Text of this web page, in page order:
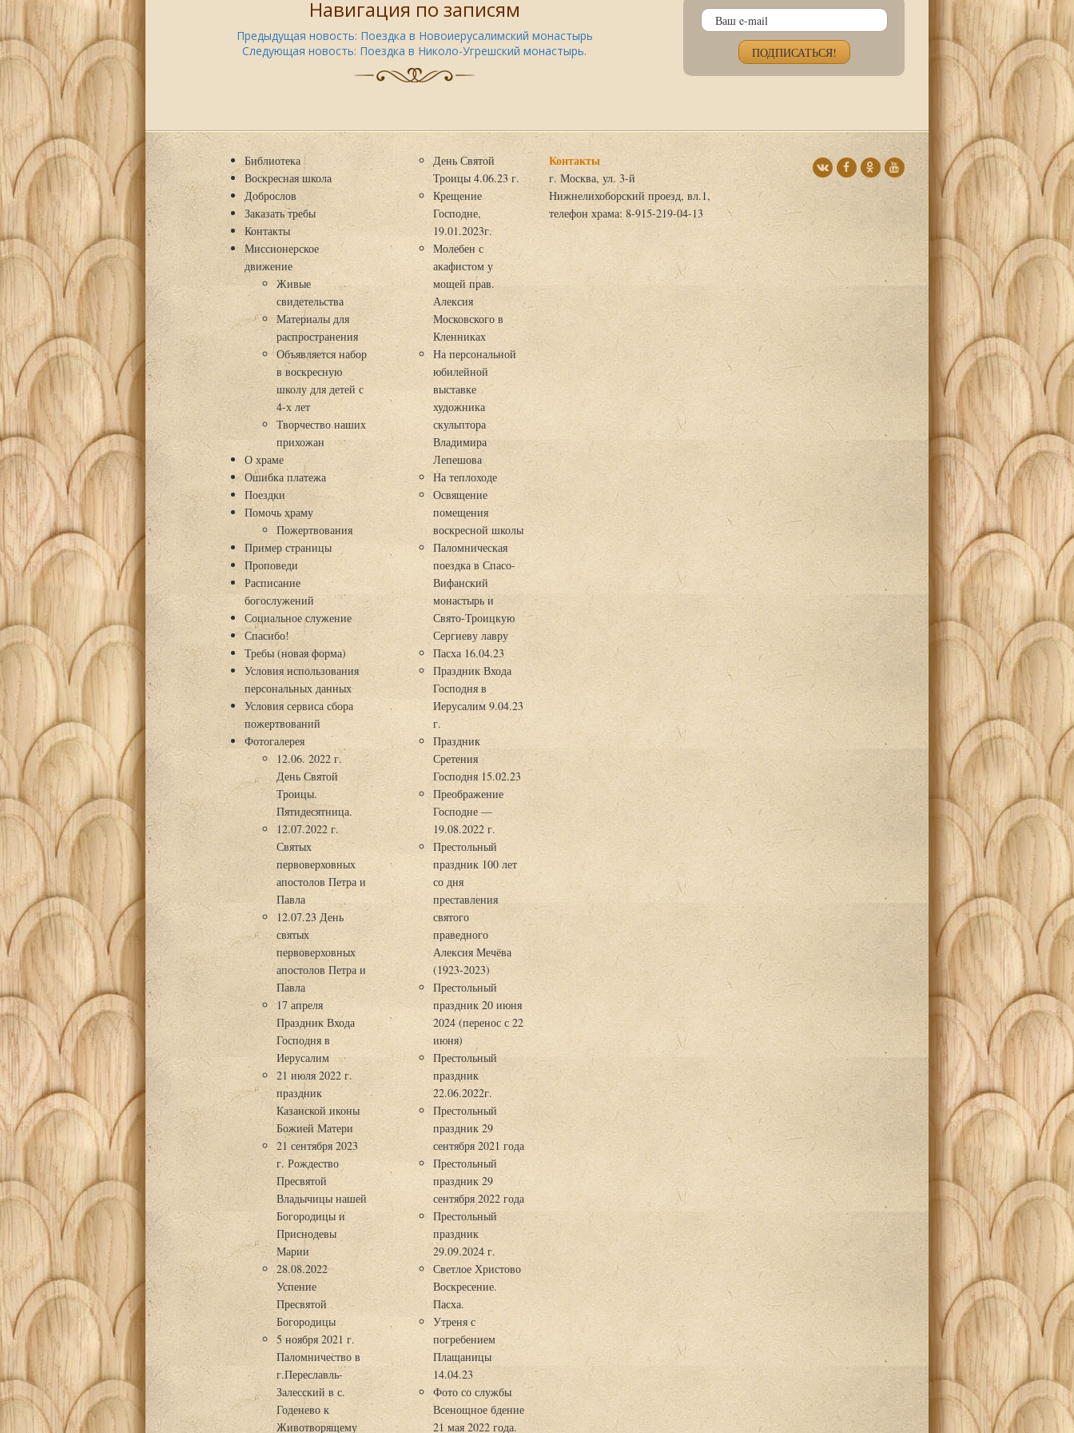
Навигация по записям
Предыдущая новость: Поездка в Новоиерусалимский монастырь
Следующая новость: Поездка в Николо-Угрешский монастырь.
Библиотека
Воскресная школа
Доброслов
Заказать требы
Контакты
Миссионерское
движение
Живые
свидетельства
Материалы для
распространения
Объявляется набор
в воскресную
школу для детей с
4-х лет
Творчество наших
прихожан
О храме
Ошибка платежа
Поездки
Помочь храму
Пожертвования
Пример страницы
Проповеди
Расписание
богослужений
Социальное служение
Спасибо!
Требы (новая форма)
Условия использования
персональных данных
Условия сервиса сбора
пожертвований
Фотогалерея
12.06. 2022 г.
День Святой
Троицы.
Пятидесятница.
12.07.2022 г.
Святых
первоверховных
апостолов Петра и
Павла
12.07.23 День
святых
первоверховных
апостолов Петра и
Павла
17 апреля
Праздник Входа
Господня в
Иерусалим
21 июля 2022 г.
праздник
Казанской иконы
Божией Матери
21 сентября 2023
г. Рождество
Пресвятой
Владычицы нашей
Богородицы и
Приснодевы
Марии
28.08.2022
Успение
Пресвятой
Богородицы
5 ноября 2021 г.
Паломничество в
г.Переславль-
Залесский в с.
Годенево к
Животворящему
День Святой
Троицы 4.06.23 г.
Крещение
Господне,
19.01.2023г.
Молебен с
акафистом у
мощей прав.
Алексия
Московского в
Кленниках
На персональной
юбилейной
выставке
художника
скульптора
Владимира
Лепешова
На теплоходе
Освящение
помещения
воскресной школы
Паломническая
поездка в Спасо-
Вифанский
монастырь и
Свято-Троицкую
Сергиеву лавру
Пасха 16.04.23
Праздник Входа
Господня в
Иерусалим 9.04.23
г.
Праздник
Сретения
Господня 15.02.23
Преображение
Господне —
19.08.2022 г.
Престольный
праздник 100 лет
со дня
преставления
святого
праведного
Алексия Мечёва
(1923-2023)
Престольный
праздник 20 июня
2024 (перенос с 22
июня)
Престольный
праздник
22.06.2022г.
Престольный
праздник 29
сентября 2021 года
Престольный
праздник 29
сентября 2022 года
Престольный
праздник
29.09.2024 г.
Светлое Христово
Воскресение.
Пасха.
Утреня с
погребением
Плащаницы
14.04.23
Фото со службы
Всенощное бдение
21 мая 2022 года.
Контакты
г. Москва, ул. 3-й
Нижнелихоборский проезд, вл.1,
телефон храма: 8-915-219-04-13